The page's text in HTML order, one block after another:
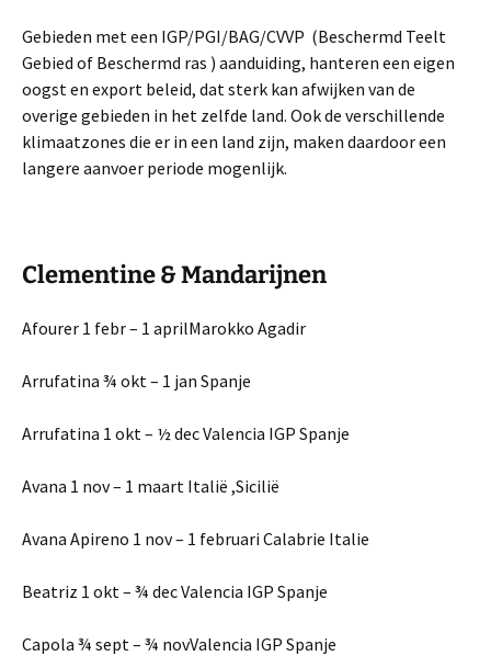
Gebieden met een IGP/PGI/BAG/CVVP (Beschermd Teelt
Gebied of Beschermd ras ) aanduiding, hanteren een eigen
oogst en export beleid, dat sterk kan afwijken van de
overige gebieden in het zelfde land. Ook de verschillende
klimaatzones die er in een land zijn, maken daardoor een
langere aanvoer periode mogenlijk.
Clementine & Mandarijnen
Afourer 1 febr – 1 aprilMarokko Agadir
Arrufatina ¾ okt – 1 jan Spanje
Arrufatina 1 okt – ½ dec Valencia IGP Spanje
Avana 1 nov – 1 maart Italië ,Sicilië
Avana Apireno 1 nov – 1 februari Calabrie Italie
Beatriz 1 okt – ¾ dec Valencia IGP Spanje
Capola ¾ sept – ¾ novValencia IGP Spanje